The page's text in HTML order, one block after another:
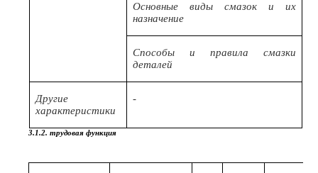
Основные виды смазок и их
назначение
Способы и правила смазки
деталей
Другие
характеристики
-
3.1.2. трудовая функция